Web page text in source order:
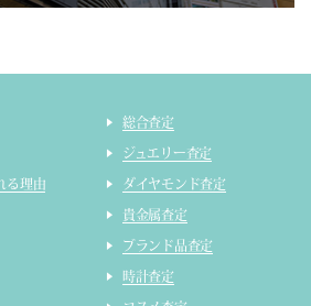
る理由
総合査定
ジュエリー査定
ダイヤモンド査定
貴金属査定
ブランド品査定
時計査定